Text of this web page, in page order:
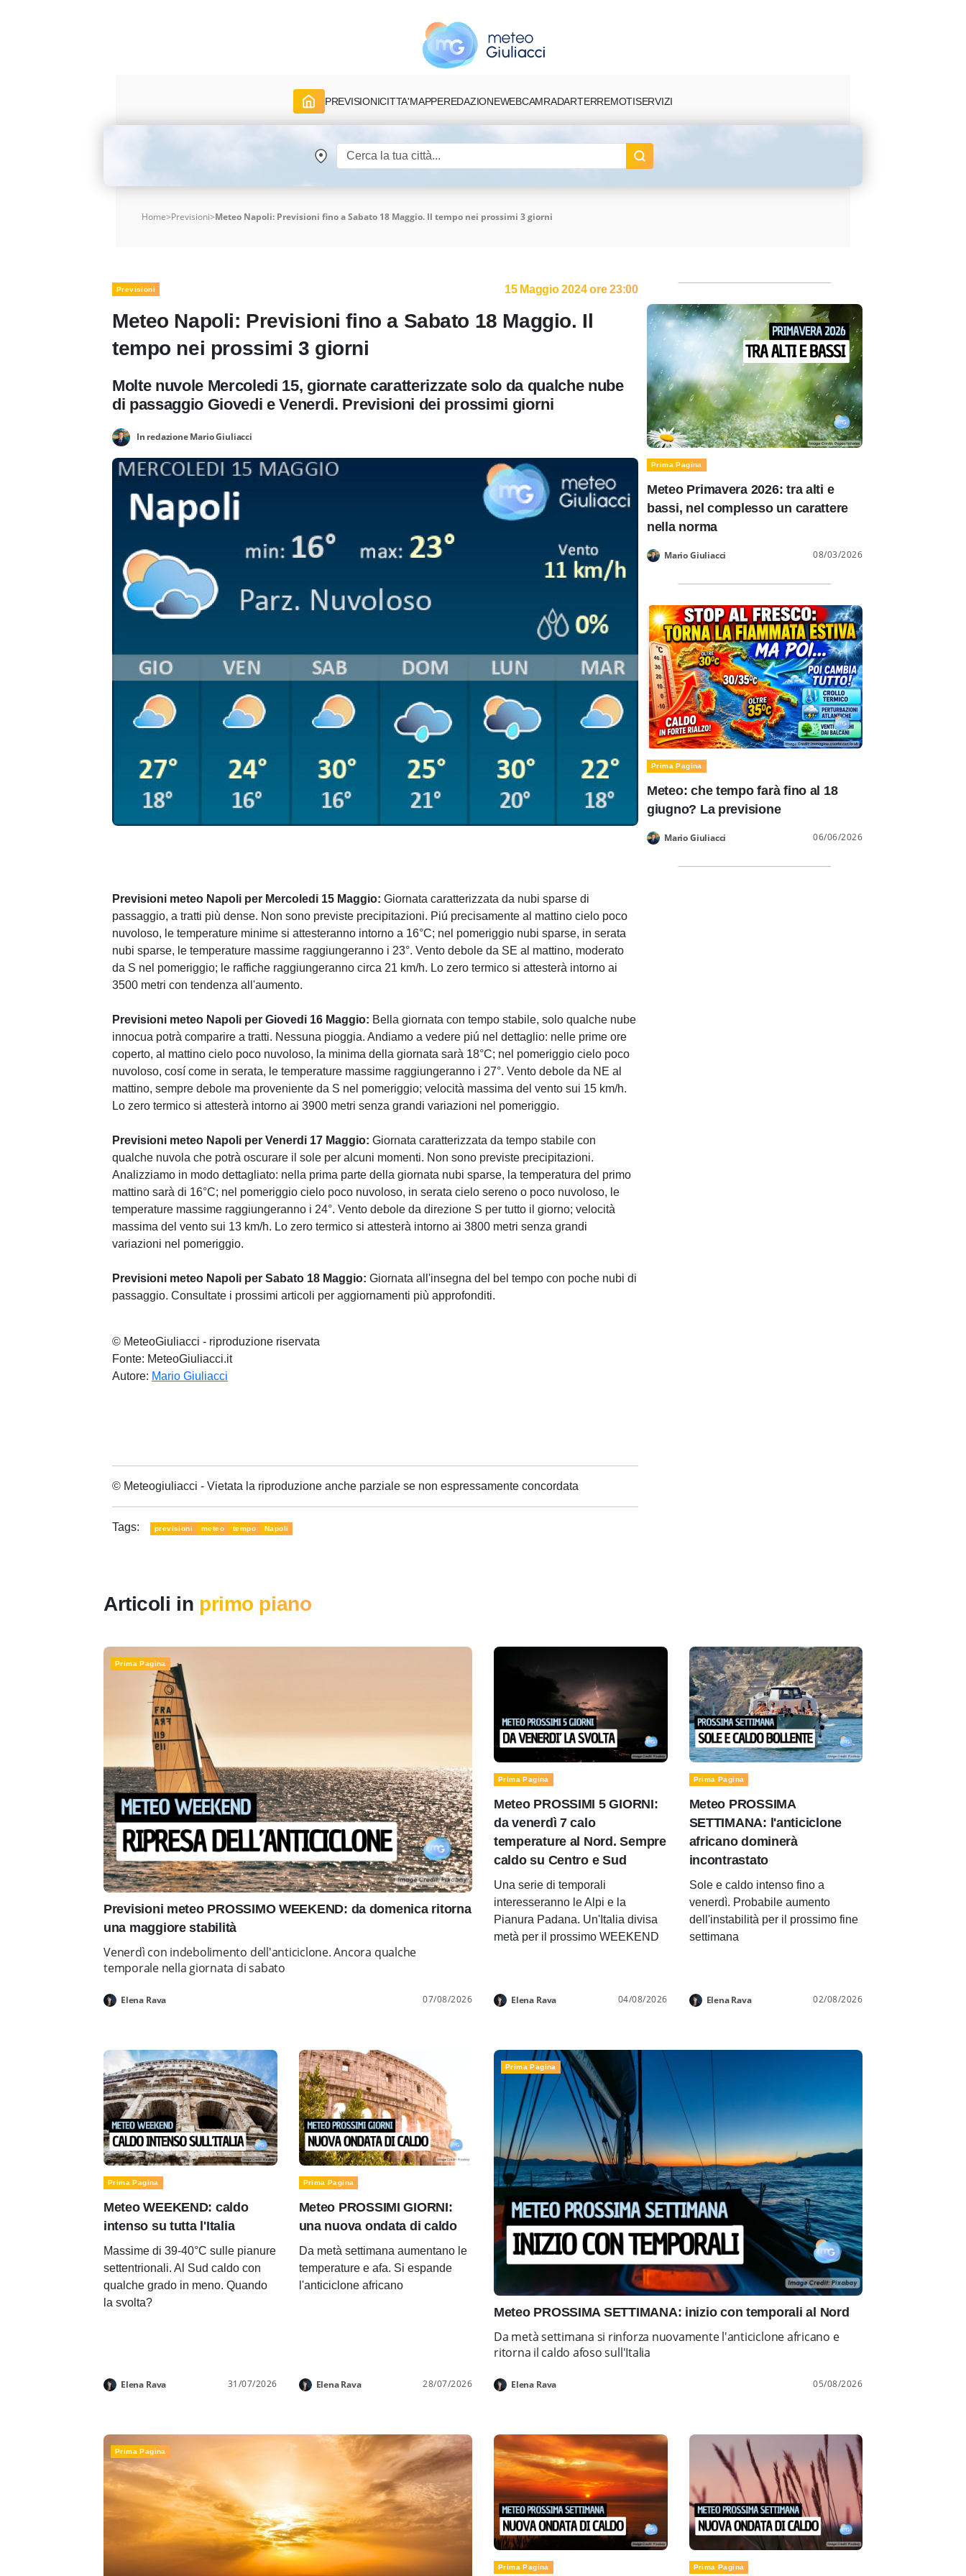
PREVISIONICITTA'MAPPEREDAZIONEWEBCAMRADARTERREMOTISERVIZI
Home>Previsioni>Meteo Napoli: Previsioni fino a Sabato 18 Maggio. Il tempo nei prossimi 3 giorni
Previsioni 15 Maggio 2024 ore 23:00
Meteo Napoli: Previsioni fino a Sabato 18 Maggio. Il
tempo nei prossimi 3 giorni
Molte nuvole Mercoledi 15, giornate caratterizzate solo da qualche nube
di passaggio Giovedi e Venerdi. Previsioni dei prossimi giorni
In redazione Mario Giuliacci
Previsioni meteo Napoli per Mercoledi 15 Maggio: Giornata caratterizzata da nubi sparse di
passaggio, a tratti più dense. Non sono previste precipitazioni. Piú precisamente al mattino cielo poco
nuvoloso, le temperature minime si attesteranno intorno a 16°C; nel pomeriggio nubi sparse, in serata
nubi sparse, le temperature massime raggiungeranno i 23°. Vento debole da SE al mattino, moderato
da S nel pomeriggio; le raffiche raggiungeranno circa 21 km/h. Lo zero termico si attesterà intorno ai
3500 metri con tendenza all'aumento.
Previsioni meteo Napoli per Giovedi 16 Maggio: Bella giornata con tempo stabile, solo qualche nube
innocua potrà comparire a tratti. Nessuna pioggia. Andiamo a vedere piú nel dettaglio: nelle prime ore
coperto, al mattino cielo poco nuvoloso, la minima della giornata sarà 18°C; nel pomeriggio cielo poco
nuvoloso, cosí come in serata, le temperature massime raggiungeranno i 27°. Vento debole da NE al
mattino, sempre debole ma proveniente da S nel pomeriggio; velocità massima del vento sui 15 km/h.
Lo zero termico si attesterà intorno ai 3900 metri senza grandi variazioni nel pomeriggio.
Previsioni meteo Napoli per Venerdi 17 Maggio: Giornata caratterizzata da tempo stabile con
qualche nuvola che potrà oscurare il sole per alcuni momenti. Non sono previste precipitazioni.
Analizziamo in modo dettagliato: nella prima parte della giornata nubi sparse, la temperatura del primo
mattino sarà di 16°C; nel pomeriggio cielo poco nuvoloso, in serata cielo sereno o poco nuvoloso, le
temperature massime raggiungeranno i 24°. Vento debole da direzione S per tutto il giorno; velocità
massima del vento sui 13 km/h. Lo zero termico si attesterà intorno ai 3800 metri senza grandi
variazioni nel pomeriggio.
Previsioni meteo Napoli per Sabato 18 Maggio: Giornata all'insegna del bel tempo con poche nubi di
passaggio. Consultate i prossimi articoli per aggiornamenti più approfonditi.
© MeteoGiuliacci - riproduzione riservata
Fonte: MeteoGiuliacci.it
Autore: Mario Giuliacci
© Meteogiuliacci - Vietata la riproduzione anche parziale se non espressamente concordata
Tags: previsioni meteo tempo Napoli
Prima Pagina
Meteo Primavera 2026: tra alti e
bassi, nel complesso un carattere
nella norma
Mario Giuliacci 08/03/2026
Prima Pagina
Meteo: che tempo farà fino al 18
giugno? La previsione
Mario Giuliacci 06/06/2026
Articoli in primo piano
Prima Pagina
Previsioni meteo PROSSIMO WEEKEND: da domenica ritorna
una maggiore stabilità
Venerdì con indebolimento dell'anticiclone. Ancora qualche
temporale nella giornata di sabato
Elena Rava 07/08/2026
Prima Pagina
Meteo PROSSIMI 5 GIORNI:
da venerdì 7 calo
temperature al Nord. Sempre
caldo su Centro e Sud
Una serie di temporali
interesseranno le Alpi e la
Pianura Padana. Un'Italia divisa
metà per il prossimo WEEKEND
Elena Rava 04/08/2026
Prima Pagina
Meteo PROSSIMA
SETTIMANA: l'anticiclone
africano dominerà
incontrastato
Sole e caldo intenso fino a
venerdì. Probabile aumento
dell'instabilità per il prossimo fine
settimana
Elena Rava 02/08/2026
Prima Pagina
Meteo WEEKEND: caldo
intenso su tutta l'Italia
Massime di 39-40°C sulle pianure
settentrionali. Al Sud caldo con
qualche grado in meno. Quando
la svolta?
Elena Rava 31/07/2026
Prima Pagina
Meteo PROSSIMI GIORNI:
una nuova ondata di caldo
Da metà settimana aumentano le
temperature e afa. Si espande
l'anticiclone africano
Elena Rava 28/07/2026
Prima Pagina
Meteo PROSSIMA SETTIMANA: inizio con temporali al Nord
Da metà settimana si rinforza nuovamente l'anticiclone africano e
ritorna il caldo afoso sull'Italia
Elena Rava 05/08/2026
Prima Pagina
Prima Pagina Prima Pagina